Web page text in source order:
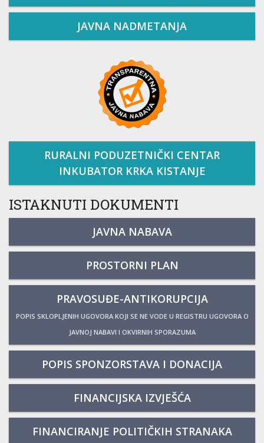
JAVNA NADMETANJA
RURALNI PODUZETNIČKI CENTAR
INKUBATOR KRKA KISTANJE
ISTAKNUTI DOKUMENTI
JAVNA NABAVA
PROSTORNI PLAN
PRAVOSUĐE-ANTIKORUPCIJA
POPIS SKLOPLJENIH UGOVORA KOJI SE NE VODE U REGISTRU UGOVORA O
JAVNOJ NABAVI I OKVIRNIH SPORAZUMA
POPIS SPONZORSTAVA I DONACIJA
FINANCIJSKA IZVJEŠĆA
FINANCIRANJE POLITIČKIH STRANAKA